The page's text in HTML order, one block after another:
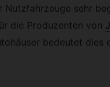
Nutzfahrzeuge sehr
die Produzenten von
bedeutet dies